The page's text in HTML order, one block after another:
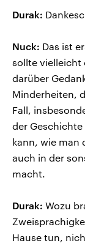
Durak:
Nuck: Das ist
sollte vielleicht
darüber
Minderheiten,
Fall,
der Geschichte
kann, wie man
auch in der
macht.
Durak: Wozu
Hause tun,